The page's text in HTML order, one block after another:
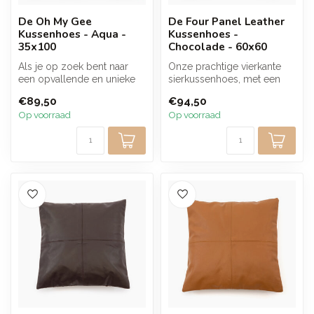
De Oh My Gee
Kussenhoes - Aqua -
35x100
Als je op zoek bent naar
een opvallende en unieke
op ...
€89,50
Op voorraad
De Four Panel Leather
Kussenhoes -
Chocolade - 60x60
Onze prachtige vierkante
sierkussenhoes, met een
een ...
€94,50
Op voorraad